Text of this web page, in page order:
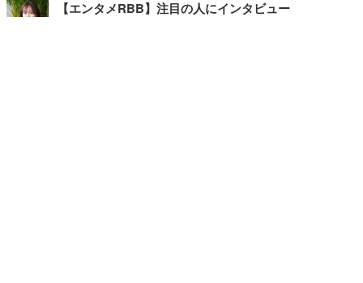
【エンタメRBB】注目の人にインタビュー